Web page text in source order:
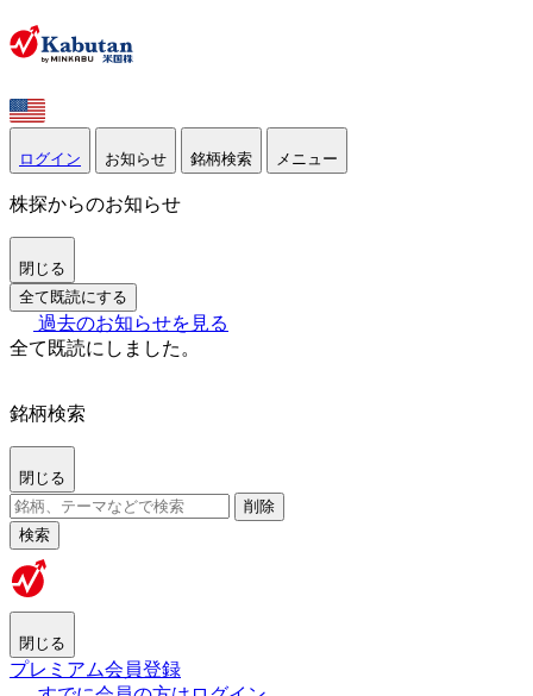
ログイン お知らせ 銘柄検索 メニュー
株探からのお知らせ
閉じる
全て既読にする
過去のお知らせを見る
全て既読にしました。
銘柄検索
閉じる
削除
検索
閉じる
プレミアム会員登録